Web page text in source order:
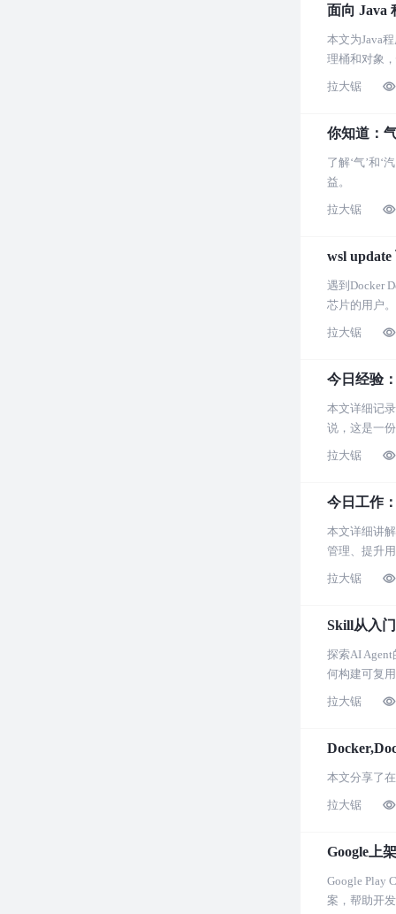
面向 Java
本文为Java
理桶和对象
拉大锯
你知道：
了解‘气’和‘
益。
拉大锯
wsl
遇到Docker
芯片的用户。
拉大锯
今日经验
本文详细记
说，这是一
拉大锯
今日工作
本文详细讲
管理、提升
拉大锯
Skill从入
探索AI
何构建可复
拉大锯
本文分享了
拉大锯
Google上
Google Play
案，帮助开